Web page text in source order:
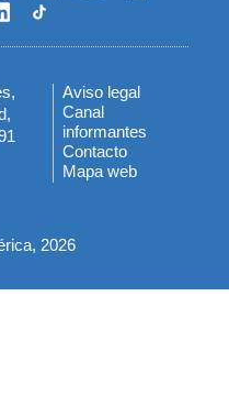
Menú
del
pie
Aviso legal
Canal
informantes
Contacto
Mapa web
2026